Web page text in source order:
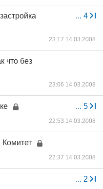
... 4
23:17 14.03.2008
что без
23:06 14.03.2008
... 5
22:53 14.03.2008
22:37 14.03.2008
... 2